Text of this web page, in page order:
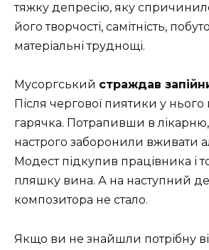
тяжку депресію, яку
його творчості, самітність,
матеріальні труднощі.
Мусоргський страждав
Після чергової пиятики у нього
гарячка. Потрапивши в
настрого заборонили вживати
Модест підкупив працівника і
пляшку вина. А на наступний
композитора не стало.
Якщо ви не знайшли потрібну